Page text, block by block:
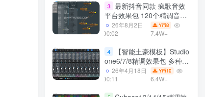
3 最新抖音同款 疯歌音效
平台效果包 120个精调音效
包+软件自带170个音效
+600个插件 带安装教程全
26年8月2日
00:02
Y币8
7.4W+
4
【智能土豪模板】Studio
one6/7/8精调效果包 多种效
果模式可选 声卡调试好预设
带插件全套文件
26年4月18日
00:11
Y币10
6.4W+